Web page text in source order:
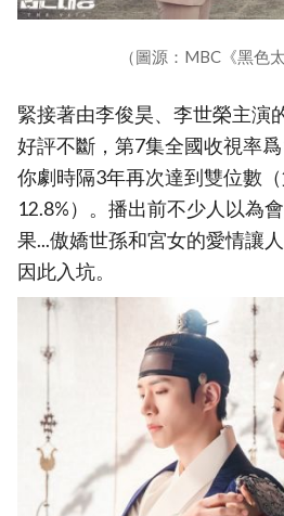
（圖源：MBC《黑色
緊接著由李俊昊、李世榮主演
好評不斷，第7集全國收視率
你劇時隔3年再次達到雙位數
12.8%）。播出前不少人以為
果...傲嬌世孫和宮女的愛情讓
因此入坑。